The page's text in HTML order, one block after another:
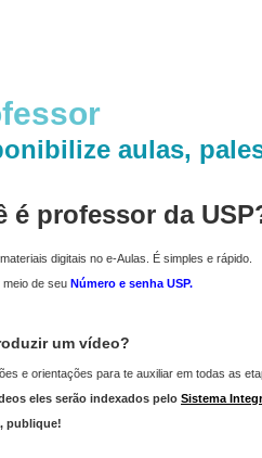
aulas,
é professor da
digitais no e-Aulas. É simples e rápido.
de seu Número e senha USP.
um vídeo?
e orientações para te auxiliar em todas as
eles serão indexados pelo Sistema
publique!